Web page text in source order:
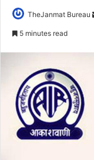
TheJanmat Bureau
5 minutes read